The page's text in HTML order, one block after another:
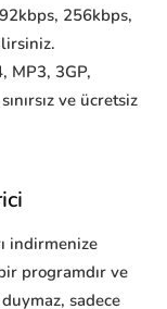
256kbps,
MP3, 3GP,
ve ücretsiz
indirmenize
programdır ve
sadece